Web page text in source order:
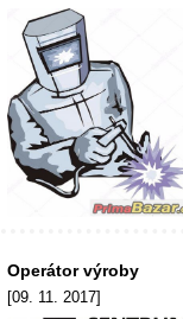
Operátor výroby
[09. 11. 2017]